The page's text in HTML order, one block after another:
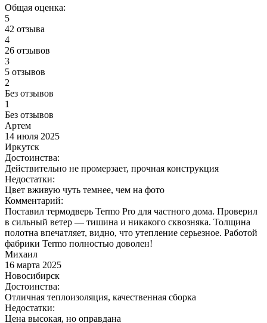
Общая оценка:
5
42 отзыва
4
26 отзывов
3
5 отзывов
2
Без отзывов
1
Без отзывов
Артем
14 июля 2025
Иркутск
Достоинства:
Действительно не промерзает, прочная конструкция
Недостатки:
Цвет вживую чуть темнее, чем на фото
Комментарий:
Поставил термодверь Termo Pro для частного дома. Проверил
в сильный ветер — тишина и никакого сквозняка. Толщина
полотна впечатляет, видно, что утепление серьезное. Работой
фабрики Termo полностью доволен!
Михаил
16 марта 2025
Новосибирск
Достоинства:
Отличная теплоизоляция, качественная сборка
Недостатки:
Цена высокая, но оправдана